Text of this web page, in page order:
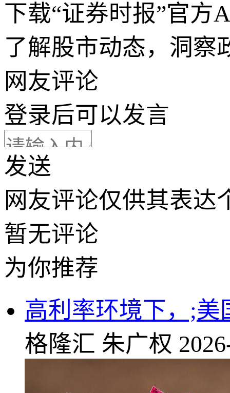
下载“证券时报”官方
了解股市动态，洞察
网友评论
登录后可以发言
发送
网友评论仅供其表达
暂无评论
为你推荐
高利率环境下，;美
格隆汇 朱广权